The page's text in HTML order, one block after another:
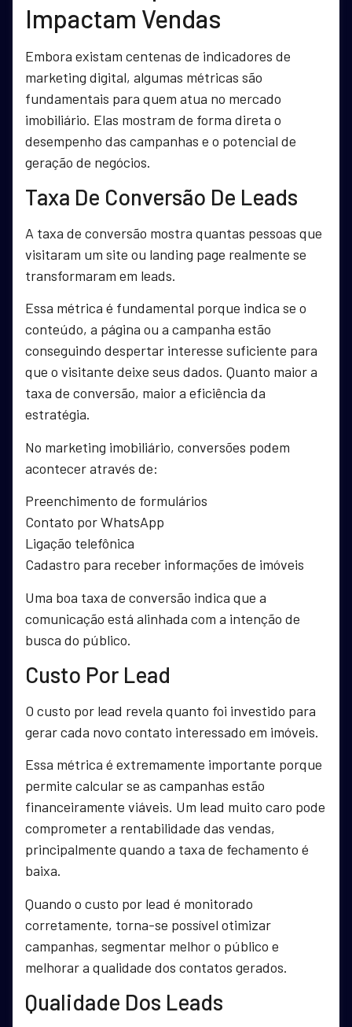
Impactam Vendas
Embora existam centenas de indicadores de
marketing digital, algumas métricas são
fundamentais para quem atua no mercado
imobiliário. Elas mostram de forma direta o
desempenho das campanhas e o potencial de
geração de negócios.
Taxa De Conversão De Leads
A taxa de conversão mostra quantas pessoas que
visitaram um site ou landing page realmente se
transformaram em leads.
Essa métrica é fundamental porque indica se o
conteúdo, a página ou a campanha estão
conseguindo despertar interesse suficiente para
que o visitante deixe seus dados. Quanto maior a
taxa de conversão, maior a eficiência da
estratégia.
No marketing imobiliário, conversões podem
acontecer através de:
Preenchimento de formulários
Contato por WhatsApp
Ligação telefônica
Cadastro para receber informações de imóveis
Uma boa taxa de conversão indica que a
comunicação está alinhada com a intenção de
busca do público.
Custo Por Lead
O custo por lead revela quanto foi investido para
gerar cada novo contato interessado em imóveis.
Essa métrica é extremamente importante porque
permite calcular se as campanhas estão
financeiramente viáveis. Um lead muito caro pode
comprometer a rentabilidade das vendas,
principalmente quando a taxa de fechamento é
baixa.
Quando o custo por lead é monitorado
corretamente, torna-se possível otimizar
campanhas, segmentar melhor o público e
melhorar a qualidade dos contatos gerados.
Qualidade Dos Leads